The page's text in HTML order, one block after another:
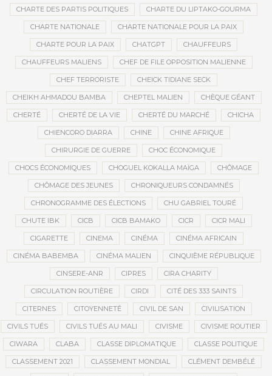
CHARTE DES PARTIS POLITIQUES CHARTE DU LIPTAKO-GOURMA
CHARTE NATIONALE CHARTE NATIONALE POUR LA PAIX
CHARTE POUR LA PAIX CHATGPT CHAUFFEURS
CHAUFFEURS MALIENS CHEF DE FILE OPPOSITION MALIENNE
CHEF TERRORISTE CHEICK TIDIANE SECK
CHEIKH AHMADOU BAMBA CHEPTEL MALIEN CHÈQUE GÉANT
CHERTÉ CHERTÉ DE LA VIE CHERTÉ DU MARCHÉ CHICHA
CHIENCORO DIARRA CHINE CHINE AFRIQUE
CHIRURGIE DE GUERRE CHOC ÉCONOMIQUE
CHOCS ÉCONOMIQUES CHOGUEL KOKALLA MAÏGA CHÔMAGE
CHÔMAGE DES JEUNES CHRONIQUEURS CONDAMNÉS
CHRONOGRAMME DES ÉLECTIONS CHU GABRIEL TOURÉ
CHUTE IBK CICB CICB BAMAKO CICR CICR MALI
CIGARETTE CINEMA CINÉMA CINÉMA AFRICAIN
CINÉMA BABEMBA CINÉMA MALIEN CINQUIÈME RÉPUBLIQUE
CINSERE-ANR CIPRES CIRA CHARITY
CIRCULATION ROUTIÈRE CIRDI CITÉ DES 333 SAINTS
CITERNES CITOYENNETÉ CIVIL DE SAN CIVILISATION
CIVILS TUÉS CIVILS TUÉS AU MALI CIVISME CIVISME ROUTIER
CIWARA CLABA CLASSE DIPLOMATIQUE CLASSE POLITIQUE
CLASSEMENT 2021 CLASSEMENT MONDIAL CLÉMENT DEMBÉLÉ